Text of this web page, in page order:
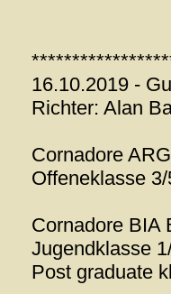
16.10.2019 -
Richter: Alan
Cornadore
Offeneklasse
Cornadore BIA
Jugendklasse
Post graduate